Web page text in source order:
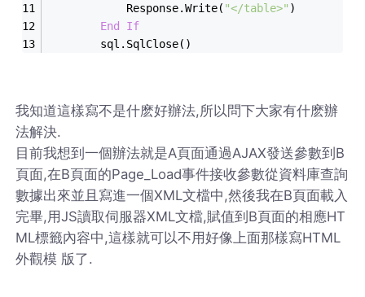
            Response.Write(
"</table>" )
End
If
        sql.SqlClose()
我知道這樣寫不是什麽好辦法,所以問下大家有什麽辦
法解決.
目前我想到一個辦法就是A頁面通過AJAX發送參數到B
頁面,在B頁面的Page_Load事件接收參數從資料庫查詢
數據出來並且寫進一個XML文檔中,然後我在B頁面載入
完畢,用JS讀取伺服器XML文檔,賦值到B頁面的相應HT
ML標籤內容中,這樣就可以不用好像上面那樣寫HTML
外觀模 版了.